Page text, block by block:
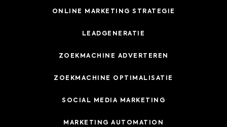
ONLINE MARKETING STRATEGIE
LEADGENERATIE
ZOEKMACHINE ADVERTEREN
ZOEKMACHINE OPTIMALISATIE
SOCIAL MEDIA MARKETING
MARKETING AUTOMATION